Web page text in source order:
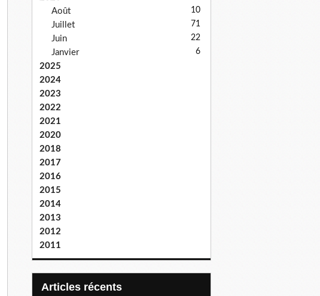
Août
10
Juillet 71
Juin 22
Janvier 6
2025
2024
2023
2022
2021
2020
2018
2017
2016
2015
2014
2013
2012
2011
articles récents